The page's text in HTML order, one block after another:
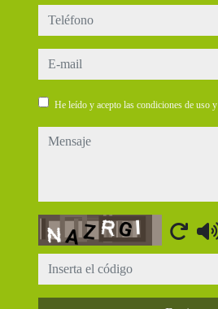
teléfono
e-mail
He leído y acepto las condiciones de uso y
mensaje
Captcha